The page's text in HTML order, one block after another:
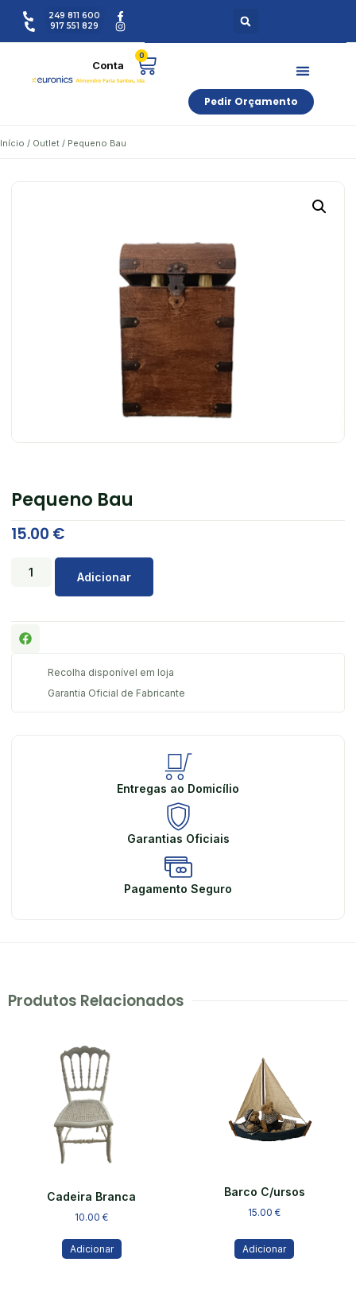
249 811 600
917 551 829
Pedir Orçamento
0
Início / Outlet / Pequeno Bau
Pequeno Bau
15.00 €
Adicionar
Recolha disponível em loja
Garantia Oficial de Fabricante
Entregas ao Domicílio
Garantias Oficiais
Pagamento Seguro
Produtos Relacionados
Cadeira Branca
10.00€
Adicionar
Barco C/ursos
15.00€
Adicionar